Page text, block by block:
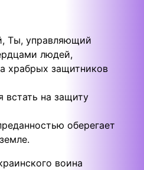
Ты, управляющий
людей,
храбрых защитников
встать на защиту
оберегает
воина